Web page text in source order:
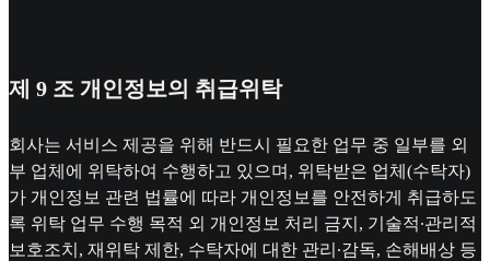
제 9 조 개인정보의 취급위탁
회사는 서비스 제공을 위해 반드시 필요한 업무 중 일부를 외
부 업체에 위탁하여 수행하고 있으며, 위탁받은 업체(수탁자)
가 개인정보 관련 법률에 따라 개인정보를 안전하게 취급하도
록 위탁 업무 수행 목적 외 개인정보 처리 금지, 기술적∙관리적
보호조치, 재위탁 제한, 수탁자에 대한 관리∙감독, 손해배상 등